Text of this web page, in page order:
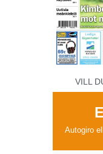
VILL
Autogiro